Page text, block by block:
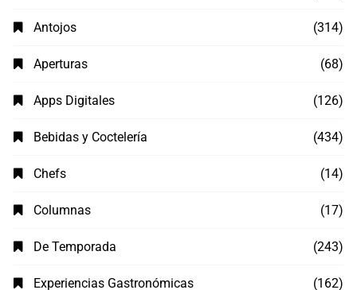
Antojos (314)
Aperturas (68)
Apps Digitales (126)
Bebidas y Coctelería (434)
Chefs (14)
Columnas (17)
De Temporada (243)
Experiencias Gastronómicas (162)